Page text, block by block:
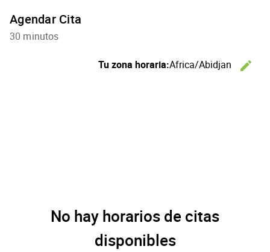
Agendar Cita
30 minutos
Tu zona horaria:Africa/Abidjan edit
No hay horarios de citas
disponibles